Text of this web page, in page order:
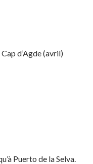
d’Agde (avril)
Puerto de la Selva.